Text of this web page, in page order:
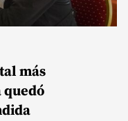
más
quedó